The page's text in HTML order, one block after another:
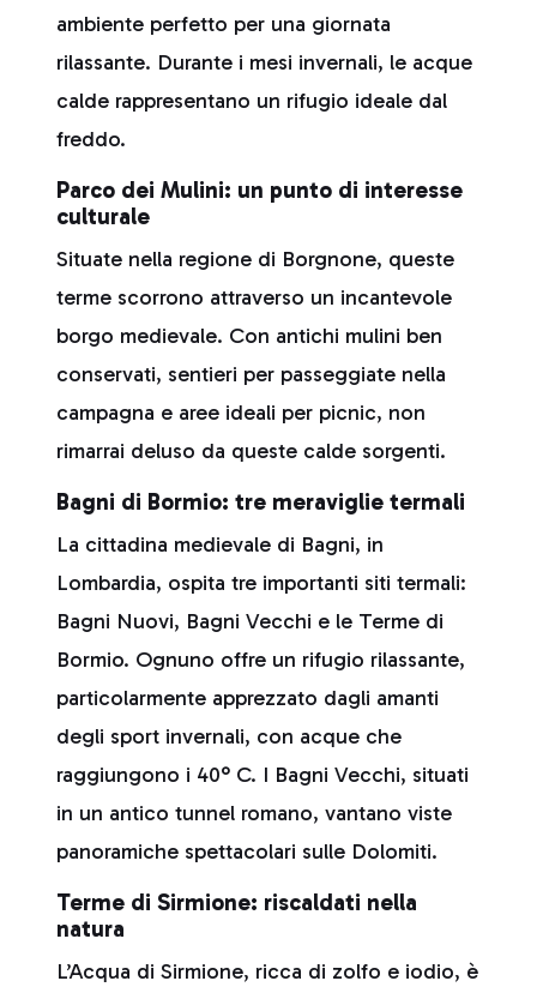
ambiente perfetto per una giornata
rilassante. Durante i mesi invernali, le acque
calde rappresentano un rifugio ideale dal
freddo.
Parco dei Mulini: un punto di interesse
culturale
Situate nella regione di Borgnone, queste
terme scorrono attraverso un incantevole
borgo medievale. Con antichi mulini ben
conservati, sentieri per passeggiate nella
campagna e aree ideali per picnic, non
rimarrai deluso da queste calde sorgenti.
Bagni di Bormio: tre meraviglie termali
La cittadina medievale di Bagni, in
Lombardia, ospita tre importanti siti termali:
Bagni Nuovi, Bagni Vecchi e le Terme di
Bormio. Ognuno offre un rifugio rilassante,
particolarmente apprezzato dagli amanti
degli sport invernali, con acque che
raggiungono i 40° C. I Bagni Vecchi, situati
in un antico tunnel romano, vantano viste
panoramiche spettacolari sulle Dolomiti.
Terme di Sirmione: riscaldati nella
natura
L’Acqua di Sirmione, ricca di zolfo e iodio, è